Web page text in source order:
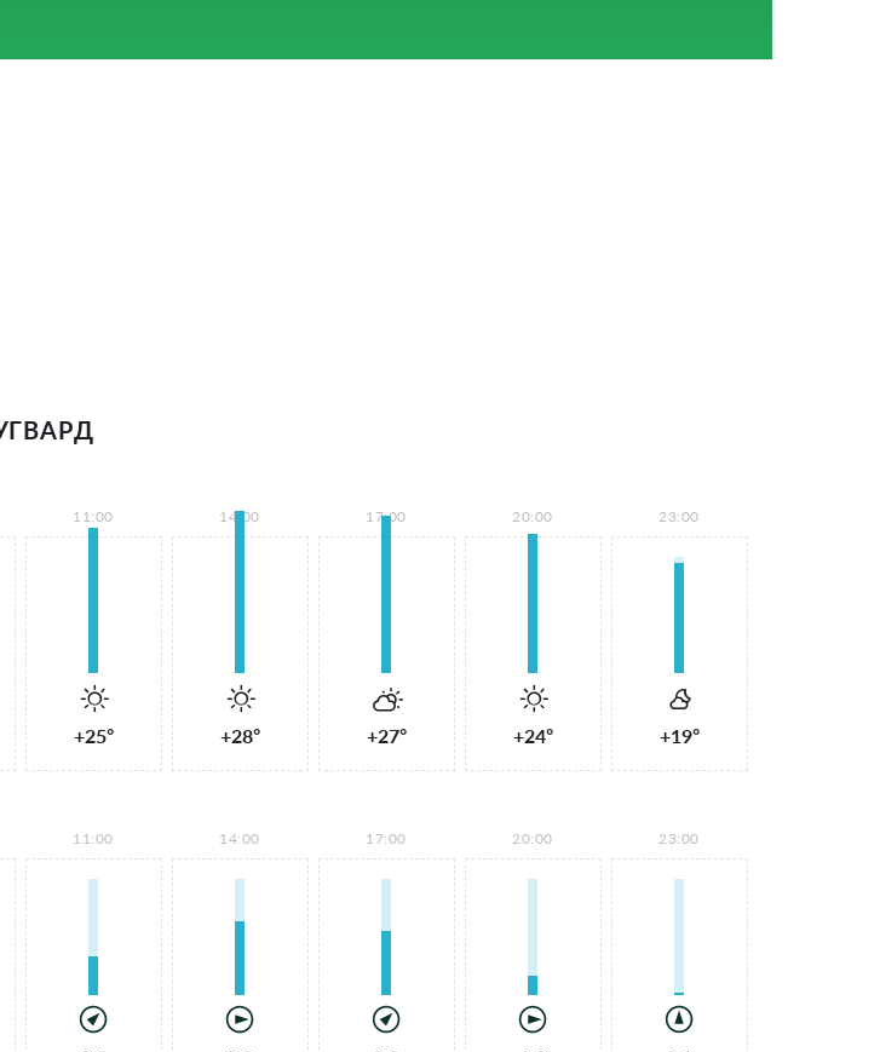
11:00
+25°
14:00
+28°
17:00
+27°
20:00
+24°
23:00
+19°
11:00 14:00 17:00 20:00 23:00